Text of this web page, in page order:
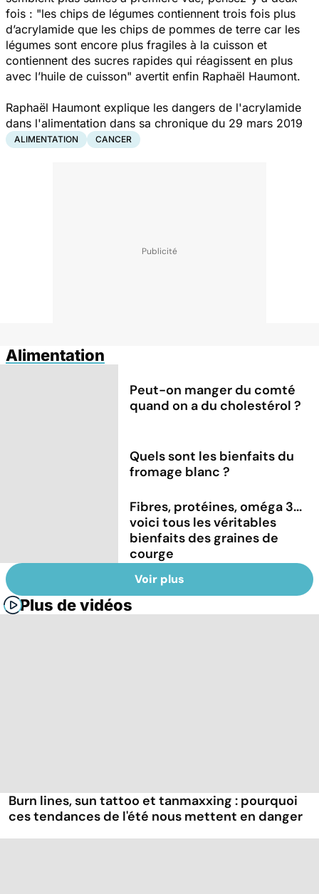
fois : "les chips de légumes contiennent trois fois plus
d’acrylamide que les chips de pommes de terre car les
légumes sont encore plus fragiles à la cuisson et
contiennent des sucres rapides qui réagissent en plus
avec l’huile de cuisson" avertit enfin Raphaël Haumont.
Raphaël Haumont explique les dangers de l'acrylamide
dans l'alimentation dans sa chronique du 29 mars 2019
ALIMENTATION CANCER
Alimentation
Peut-on manger du comté
quand on a du cholestérol ?
Quels sont les bienfaits du
fromage blanc ?
Fibres, protéines, oméga 3...
voici tous les véritables
bienfaits des graines de
courge
Voir plus
Plus de vidéos
Burn lines, sun tattoo et tanmaxxing : pourquoi
ces tendances de l'été nous mettent en danger